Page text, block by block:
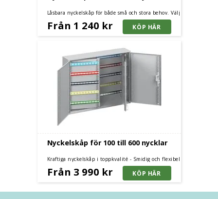
Låsbara nyckelskåp för både små och stora behov. Välj
storlekar mellan 21 till 300 krokar.
Från 1 240 kr
Nyckelskåp för 100 till 600 nycklar
Kraftiga nyckelskåp i toppkvalité - Smidig och flexibel
nyckelhantering. Välj mellan skåp med kapacitet från
100 till 600 krokar.
Från 3 990 kr